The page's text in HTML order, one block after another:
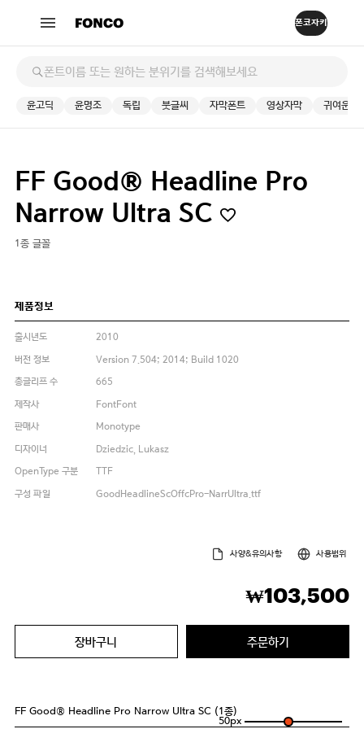
윤고딕 윤명조 독립 붓글씨 자막폰트 영상자막 귀여운
FF Good® Headline Pro
Narrow Ultra SC
1종 글꼴
제품정보
출시년도
2010
버전 정보
Version 7.504; 2014; Build 1020
총글리프 수
665
제작사
FontFont
판매사
Monotype
디자이너
Dziedzic, Lukasz
OpenType 구분
TTF
구성 파일
GoodHeadlineScOffcPro-NarrUltra.ttf
사양&유의사항 사용범위
₩103,500
장바구니 주문하기
FF Good® Headline Pro Narrow Ultra SC (1종)
50px